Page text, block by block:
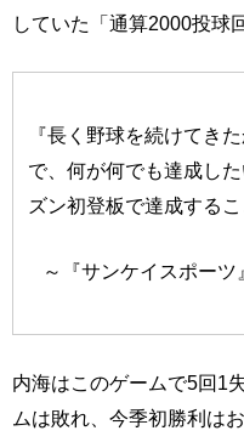
していた「通算2000投球
『長く野球を続けてき
で、何が何でも達成し
ズン初登板で達成する
～『サンケイスポー
内海はこのゲームで5回1
ムは敗れ、今季初勝利は